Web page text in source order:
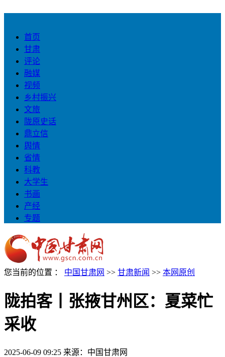
首页
甘肃
评论
融媒
视频
乡村振兴
文旅
陇原史话
鼎立信
舆情
省情
科教
大学生
书画
产经
专题
您当前的位置 ： 中国甘肃网 >> 甘肃新闻 >> 本网原创
陇拍客丨张掖甘州区：夏菜忙
采收
2025-06-09 09:25 来源：中国甘肃网